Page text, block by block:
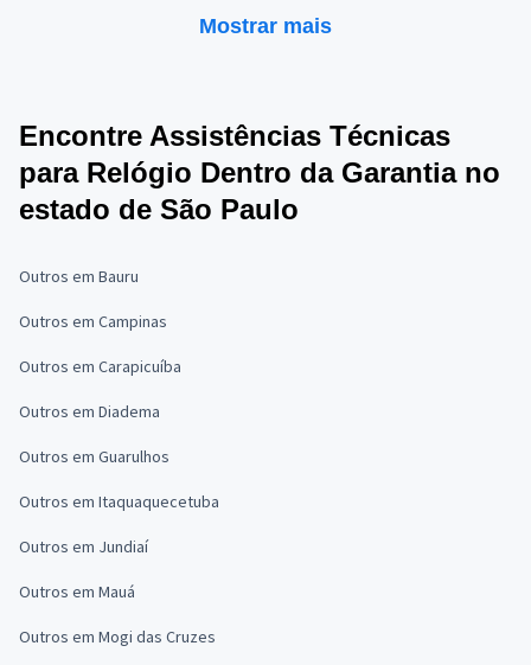
Mostrar mais
Encontre Assistências Técnicas
para Relógio Dentro da Garantia no
estado de São Paulo
Outros em Bauru
Outros em Campinas
Outros em Carapicuíba
Outros em Diadema
Outros em Guarulhos
Outros em Itaquaquecetuba
Outros em Jundiaí
Outros em Mauá
Outros em Mogi das Cruzes